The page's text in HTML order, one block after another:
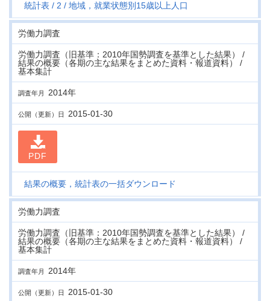
統計表 2 地域，就業状態別15歳以上人口
労働力調査
労働力調査（旧基準：2010年国勢調査を基準とした結果） /
結果の概要（各期の主な結果をまとめた資料・報道資料） /
基本集計
調査年月 2014年
公開（更新）日 2015-01-30
PDF
結果の概要，統計表の一括ダウンロード
労働力調査
労働力調査（旧基準：2010年国勢調査を基準とした結果） /
結果の概要（各期の主な結果をまとめた資料・報道資料） /
基本集計
調査年月 2014年
公開（更新）日 2015-01-30